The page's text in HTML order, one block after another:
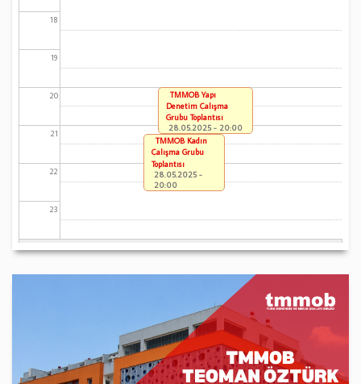
18
19
20
21
22
23
TMMOB Yapı
Denetim Çalışma
Grubu Toplantısı
28.05.2025 - 20:00
TMMOB Kadın
Çalışma Grubu
Toplantısı
28.05.2025 -
20:00